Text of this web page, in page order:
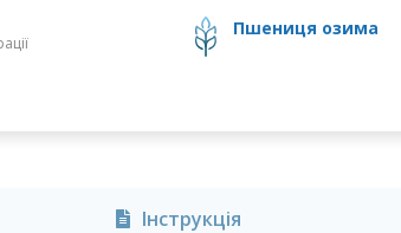
пшениця озима
Інструкція